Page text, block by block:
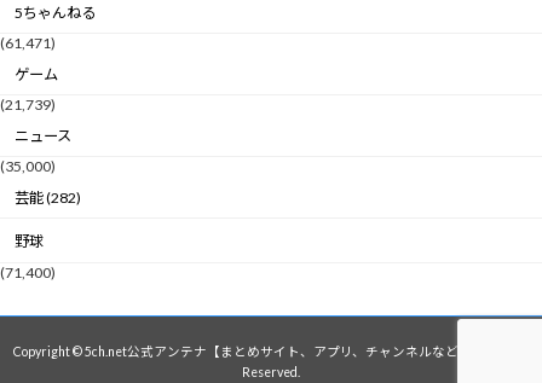
5ちゃんねる
(61,471)
ゲーム
(21,739)
ニュース
(35,000)
芸能 (282)
野球
(71,400)
Copyright © 5ch.net公式アンテナ【まとめサイト、アプリ、チャンネルなど】 All Rights
Reserved.